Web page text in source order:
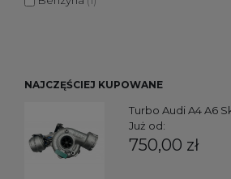
NAJCZĘŚCIEJ KUPOWANE
Turbo Audi A4 A6
Już od:
750,00 zł